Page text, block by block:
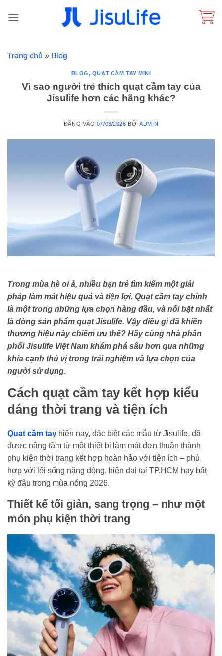
qua
Trang chủ » Blog
BLOG, QUẠT CẦM TAY MINI
Vì sao người trẻ thích quạt cầm tay của
Jisulife hơn các hãng khác?
ĐĂNG VÀO 07/03/2026 BỞIADMIN
Trong mùa hè oi ả, nhiều bạn trẻ tìm kiếm một giải
pháp làm mát hiệu quả và tiện lợi. Quạt cầm tay chính
là một trong những lựa chọn hàng đầu, và nổi bật nhất
là dòng sản phẩm quạt Jisulife. Vậy điều gì đã khiến
thương hiệu này chiếm ưu thế? Hãy cùng nhà phân
phối Jisulife Việt Nam khám phá sâu hơn qua những
khía cạnh thú vị trong trải nghiệm và lựa chọn của
người sử dụng.
Cách quạt cầm tay kết hợp kiểu
dáng thời trang và tiện ích
Quạt cầm tay hiện nay, đặc biệt các mẫu từ Jisulife, đã
được nâng tầm từ một thiết bị làm mát đơn thuần thành
phụ kiện thời trang kết hợp hoàn hảo với tiện ích – phù
hợp với lối sống năng động, hiện đại tại TP.HCM hay bất
kỳ đâu trong mùa nóng 2026.
Thiết kế tối giản, sang trọng – như một
món phụ kiện thời trang